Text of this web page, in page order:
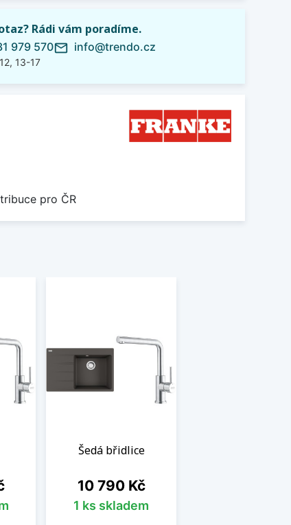
Rádi vám poradíme.
979 570
13-17
mail_outline info@trendo.cz
pro ČR
Šedá břidlice
Cena
10 790 Kč
1 ks skladem